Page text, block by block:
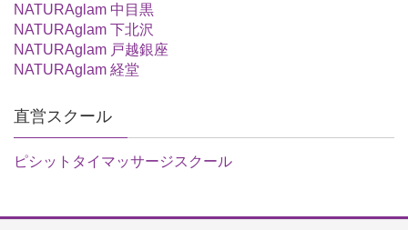
NATURAglam 中目黒
NATURAglam 下北沢
NATURAglam 戸越銀座
NATURAglam 経堂
直営スクール
ピシットタイマッサージスクール